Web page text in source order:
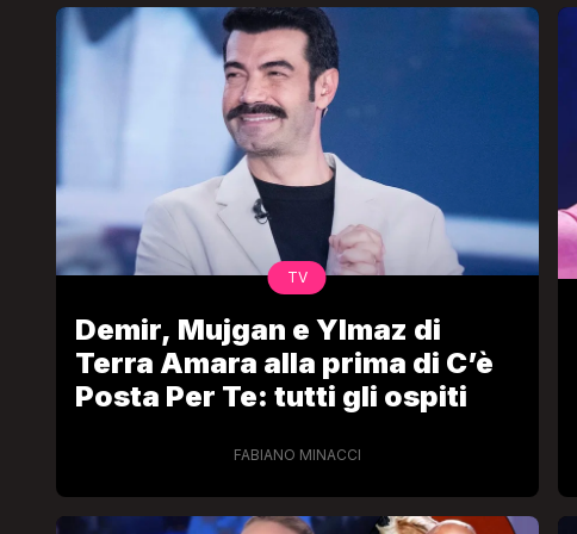
TV
Demir, Mujgan e Ylmaz di
Terra Amara alla prima di C’è
Posta Per Te: tutti gli ospiti
FABIANO MINACCI